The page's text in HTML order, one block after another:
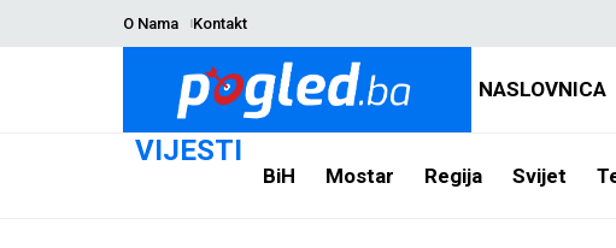
O Nama Kontakt
NASLOVNICA
VIJESTI
BiH Mostar Regija Svijet